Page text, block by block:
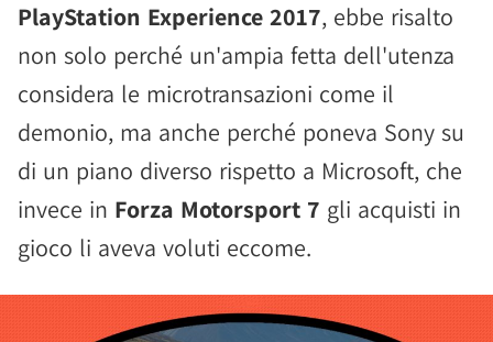
PlayStation Experience 2017, ebbe risalto
non solo perché un'ampia fetta dell'utenza
considera le microtransazioni come il
demonio, ma anche perché poneva Sony su
di un piano diverso rispetto a Microsoft, che
invece in Forza Motorsport 7 gli acquisti in
gioco li aveva voluti eccome.